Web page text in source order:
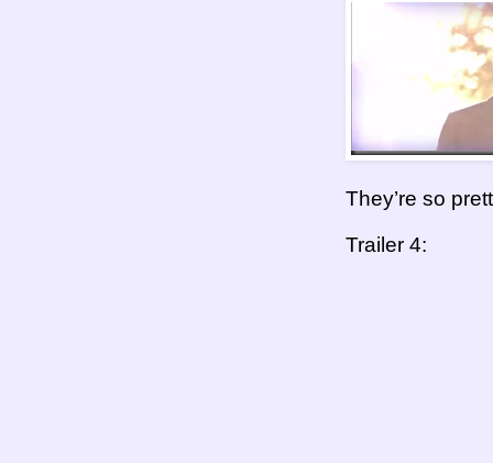
They’re so
Trailer 4: